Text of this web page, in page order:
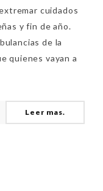
cuidados
y fin de año.
de la
quienes vayan a
Leer mas.